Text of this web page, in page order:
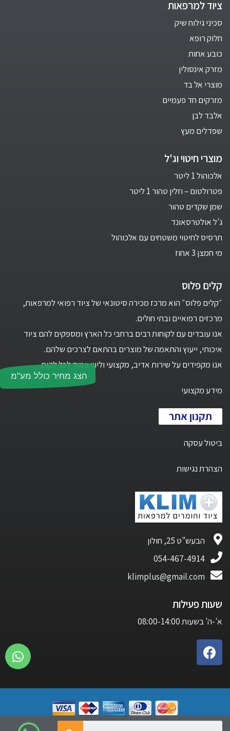
הצג מחיר כולל מע"מ
ציוד למרפאות
סכיני גילוח שיק
חלוק רופא
כובע אחות
מזרק אינסולין
מוצרי אל בד
מזרקים חד פעמיים
אלבד לבן
שפדלים מעץ
מוצרי חיטוי וג'ל
אלכוהול 1 ליטר
פטרולטום – וזלין טהור 1 ליטר
שמן שקדים טהור
ג'ל אולטרסאונד
תרסיס לחיטוי משטחים עם אלכוהול
מי חמצן 3 אחוז
קלים פלוס
״קלים פלוס״ הוא מרכז מכירה סיטונאי של ציוד רפואי למרפאות,
מרכזים רפואיים ובתי חולים.
אנו עובדים עם לקוחות רבים ברחבי כל הארץ ומספקים להם ציוד
איכותי, ייעוץ והתאמה של מוצרים בהתאם לצרכים שלהם.
אנו מקפידים על שירות אדיב, מקצועי וליווי צמוד לכל לקוח.
מידע מקצועי
תקנון אתר
ביטול עסקה
הצהרת נגישות
הבעש"ט 25, חולון
054-467-4914
klimplus@gmail.com
שעות פעילות
א'-ה' בשעות 08:00-14:00